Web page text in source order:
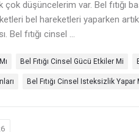
düşüncelerim var. Bel fıtığı
bel hareketleri yaparken artık
Bel fıtığı cinsel ...
Bel Fıtığı Cinsel Gücü Etkiler Mi
Bel Fıtığı Cinsel Isteksizlik Yapar